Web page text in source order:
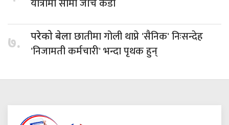
यात्रामा सीमा जाँच कडा
७. परेको बेलाछातीमा गोली थाप्ने 'सैनिक' निःसन्देह
'निजामती कर्मचारी' भन्दा पृथक हुन्